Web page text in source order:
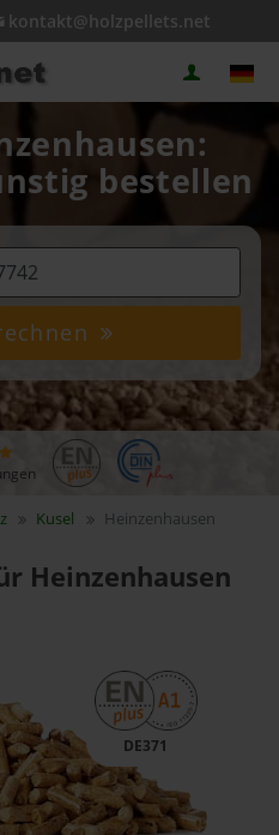
kontakt@holzpellets.net
bestellen
Kusel Heinzenhausen
Heinzenhausen
DE371